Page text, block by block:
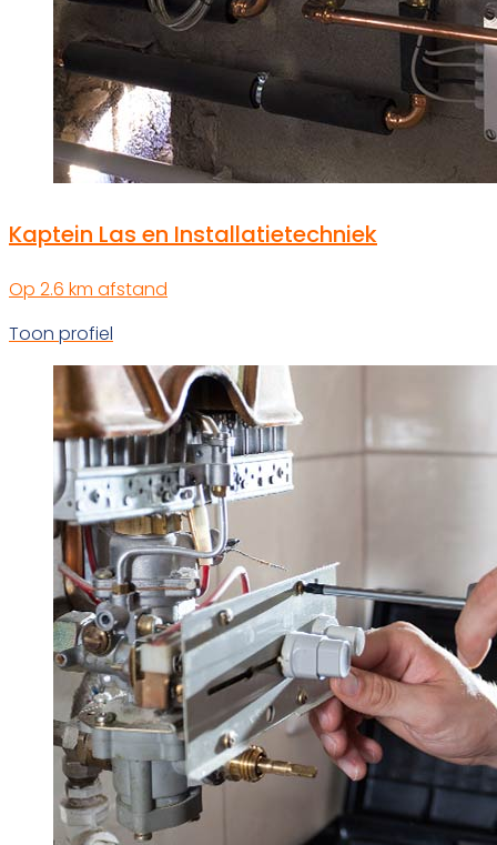
Kaptein Las en Installatietechniek
Op 2.6 km afstand
Toon profiel